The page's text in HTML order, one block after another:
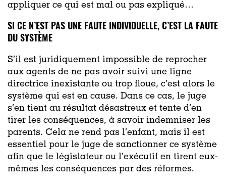
appliquer ce qui est mal ou pas expliqué…
SI CE N’EST PAS UNE FAUTE INDIVIDUELLE, C’EST LA FAUTE
DU SYSTÈME
S’il est juridiquement impossible de reprocher
aux agents de ne pas avoir suivi une ligne
directrice inexistante ou trop floue, c’est alors le
système qui est en cause. Dans ce cas, le juge
s’en tient au résultat désastreux et tente d’en
tirer les conséquences, à savoir indemniser les
parents. Cela ne rend pas l’enfant, mais il est
essentiel pour le juge de sanctionner ce système
afin que le législateur ou l’exécutif en tirent eux-
mêmes les conséquences par des réformes.